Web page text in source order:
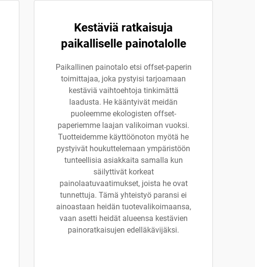
Kestäviä ratkaisuja
paikalliselle painotalolle
Paikallinen painotalo etsi offset-paperin
toimittajaa, joka pystyisi tarjoamaan
kestäviä vaihtoehtoja tinkimättä
laadusta. He kääntyivät meidän
puoleemme ekologisten offset-
paperiemme laajan valikoiman vuoksi.
Tuotteidemme käyttöönoton myötä he
pystyivät houkuttelemaan ympäristöön
tunteellisia asiakkaita samalla kun
säilyttivät korkeat
painolaatuvaatimukset, joista he ovat
tunnettuja. Tämä yhteistyö paransi ei
ainoastaan heidän tuotevalikoimaansa,
vaan asetti heidät alueensa kestävien
painoratkaisujen edelläkävijäksi.